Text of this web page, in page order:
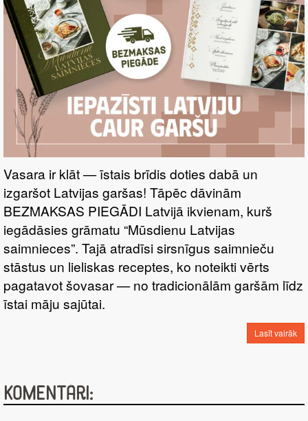
Vasara ir klāt — īstais brīdis doties dabā un
izgaršot Latvijas garšas! Tāpēc dāvinām
BEZMAKSAS PIEGĀDI Latvijā ikvienam, kurš
iegādāsies grāmatu “Mūsdienu Latvijas
saimnieces”. Tajā atradīsi sirsnīgus saimnieču
stāstus un lieliskas receptes, ko noteikti vērts
pagatavot šovasar — no tradicionālām garšām līdz
īstai māju sajūtai.
Lasīt vairāk
Komentāri: